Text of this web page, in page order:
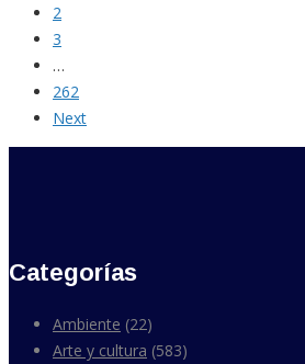
2
3
…
262
Next
Categorías
Ambiente (22)
Arte y cultura (583)